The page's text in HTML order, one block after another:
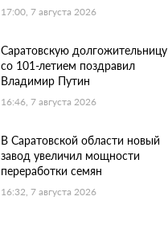
17:00, 7 августа 2026
Саратовскую долгожительницу
со 101-летием поздравил
Владимир Путин
16:46, 7 августа 2026
В Саратовской области новый
завод увеличил мощности
переработки семян
16:32, 7 августа 2026